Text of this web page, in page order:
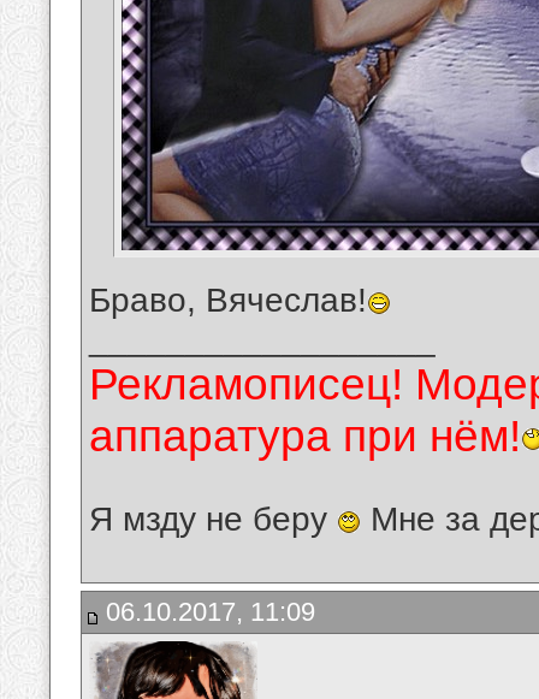
Браво, Вячеслав!
Рекламописец!
аппаратура при нём!
Я мзду не беру Мне за
06.10.2017, 11:09